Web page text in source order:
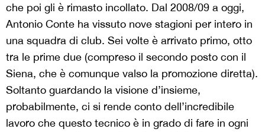
che poi gli è rimasto incollato. Dal 2008/09 a oggi,
Antonio Conte ha vissuto nove stagioni per intero in
una squadra di club. Sei volte è arrivato primo, otto
tra le prime due (compreso il secondo posto con il
Siena, che è comunque valso la promozione diretta).
Soltanto guardando la visione d’insieme,
probabilmente, ci si rende conto dell’incredibile
lavoro che questo tecnico è in grado di fare in ogni